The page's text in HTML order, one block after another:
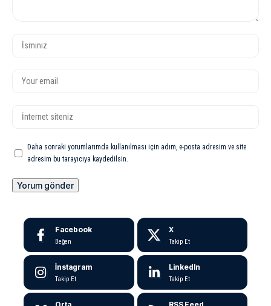
Daha sonraki yorumlarımda kullanılması için adım, e-posta adresim ve site
adresim bu tarayıcıya kaydedilsin.
Facebook
Beğen
X
Takip Et
İnstagram
Takip Et
LinkedIn
Takip Et